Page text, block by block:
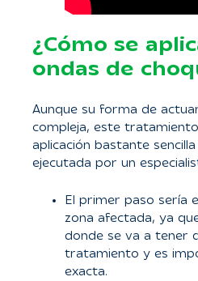
¿Cómo se
ondas de
Aunque su forma de
compleja, este
aplicación bastante
ejecutada por un
El primer paso sería
zona afectada, ya
donde se va a tener
tratamiento y es
exacta.